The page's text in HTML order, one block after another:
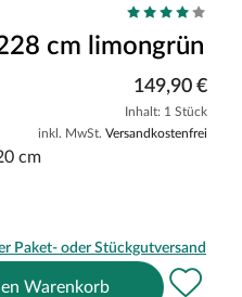
cm limongrün
149,90 €
Inhalt: 1 Stück
inkl. MwSt. Versandkostenfrei
cm
Paket- oder Stückgutversand
Warenkorb